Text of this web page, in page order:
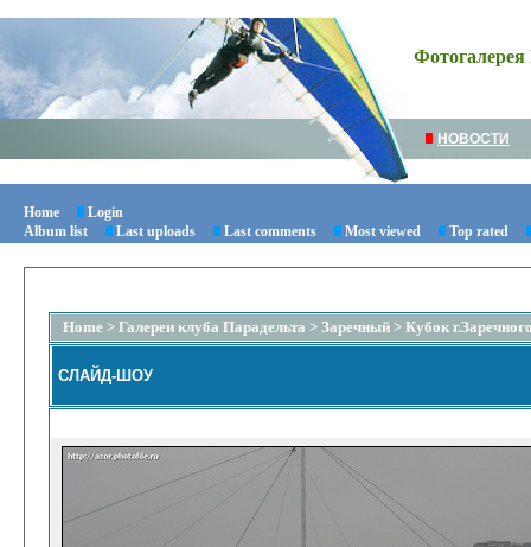
Фотогалерея
НОВОСТИ
Home
Login
Album list
Last uploads Last comments Most viewed Top rated
Home > Галереи клуба Парадельта > Заречный > Кубок
СЛАЙД-ШОУ